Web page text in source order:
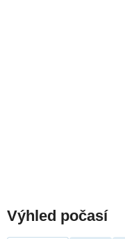
Výhled počasí